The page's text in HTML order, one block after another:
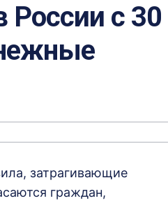
России с 30
затрагивающие
граждан,